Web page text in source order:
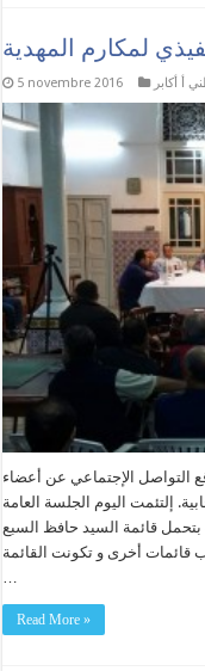
لمكارم المهدية
5 novembre 2016 أ أكابر
التواصل الإجتماعي عن أعضاء
إلتئمت اليوم الجلسة العامة
بتحمل قائمة السيد حافظ السبع
قائمات أخرى و تكونت القائمة
…
Read More »